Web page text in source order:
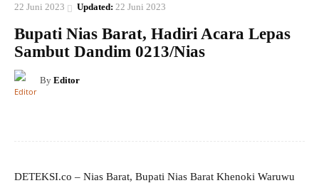
22 Juni 2023 Updated: 22 Juni 2023
Bupati Nias Barat, Hadiri Acara Lepas
Sambut Dandim 0213/Nias
By Editor
DETEKSI.co – Nias Barat, Bupati Nias Barat Khenoki Waruwu